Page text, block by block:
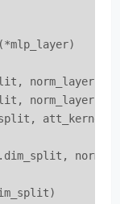
norm_layer,
norm_layer,
att_kernel,
.dim_split,